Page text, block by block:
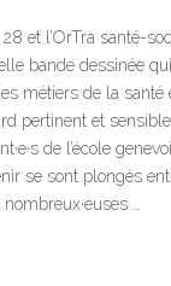
et l’OrTra santé-
bande dessinée
métiers de la santé
pertinent et
de l’école
se sont plongés
…